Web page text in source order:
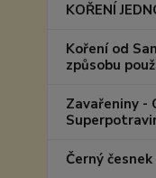
KOŘENÍ
Koření od
způsobu
Zavařeniny -
Černý česnek